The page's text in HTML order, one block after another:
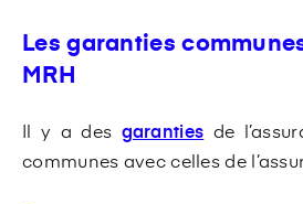
Les garanties
MRH
Il y a des garanties de
communes avec celles de